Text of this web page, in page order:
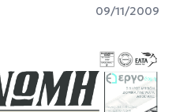
09/11/2009